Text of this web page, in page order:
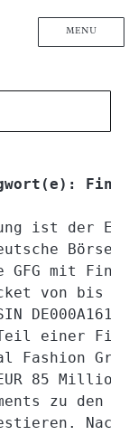
MENU
ist der
Börse
mit
von
einer
85
zu den
Nach